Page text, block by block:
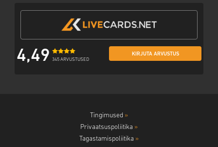
4,49 345 ARVUSTUSED
KIRJUTA ARVUSTUS
Tingimused »
Privaatsuspoliitika »
Tagastamispoliitika »